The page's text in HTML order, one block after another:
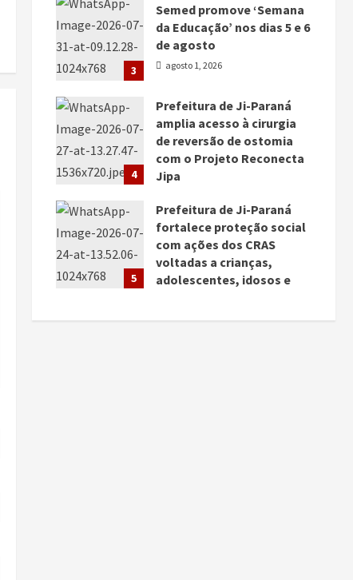
3
Semed promove ‘Semana
da Educação’ nos dias 5 e 6
de agosto
agosto 1, 2026
4
Prefeitura de Ji-Paraná
amplia acesso à cirurgia
de reversão de ostomia
com o Projeto Reconecta
Jipa
5
Prefeitura de Ji-Paraná
fortalece proteção social
com ações dos CRAS
voltadas a crianças,
adolescentes, idosos e
julho 25, 2026